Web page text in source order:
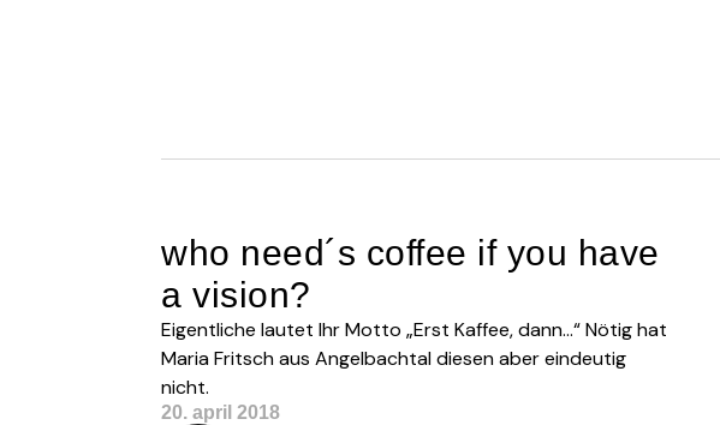
who need´s coffee if you have
a vision?
Eigentliche lautet Ihr Motto „Erst Kaffee, dann…“ Nötig hat
Maria Fritsch aus Angelbachtal diesen aber eindeutig
nicht.
20. april 2018